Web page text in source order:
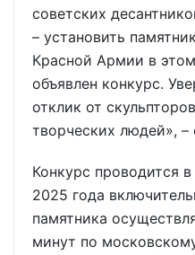
советских
– установить
Красной Армии в
объявлен конкурс.
отклик от
творческих людей»,
Конкурс проводится
2025 года
памятника
минут по